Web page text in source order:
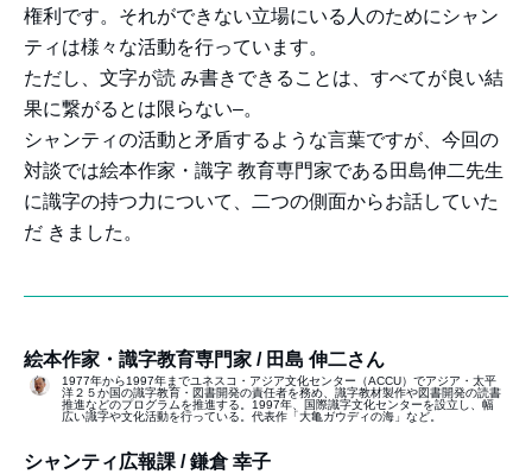
権利です。それができない立場にいる人のためにシャン
ティは様々な活動を行っています。
ただし、文字が読 み書きできることは、すべてが良い結
果に繋がるとは限らない–。
シャンティの活動と矛盾するような言葉ですが、今回の
対談では絵本作家・識字 教育専門家である田島伸二先生
に識字の持つ力について、二つの側面からお話していた
だ きました。
絵本作家・識字教育専門家 / 田島 伸二さん
1977年から1997年までユネスコ・アジア文化センター（ACCU）でアジア・太平
洋２５か国の識字教育・図書開発の責任者を務め、識字教材製作や図書開発の読書
推進などのプログラムを推進する。1997年、国際識字文化センターを設立し、幅
広い識字や文化活動を行っている。代表作「大亀ガウディの海」など。
シャンティ広報課 / 鎌倉 幸子